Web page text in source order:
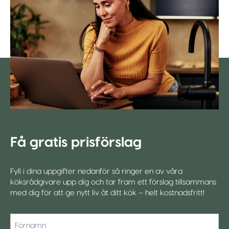
Få gratis prisförslag
Fyll i dina uppgifter nedanför så ringer en av våra
köksrådgivare upp dig och tar fram ett förslag tillsammans
med dig för att ge nytt liv åt ditt kök – helt kostnadsfritt!